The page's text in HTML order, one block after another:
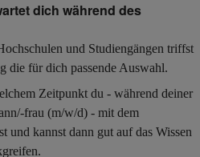
dich während des
und Studiengängen triffst
die für dich passende Auswahl.
Zeitpunkt du - während deiner
frau (m/w/d) - mit dem
und kannst dann gut auf das Wissen